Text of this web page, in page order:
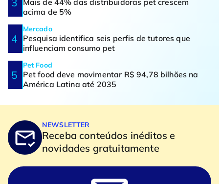
Mais de 44% das distribuidoras pet crescem
acima de 5%
Mercado
Pesquisa identifica seis perfis de tutores que
influenciam consumo pet
Pet Food
Pet food deve movimentar R$ 94,78 bilhões na
América Latina até 2035
NEWSLETTER
Receba conteúdos inéditos e
novidades gratuitamente